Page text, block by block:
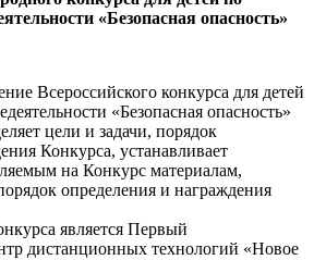
«Безопасная опасность»
Всероссийского конкурса для детей
«Безопасная опасность»
цели и задачи, порядок
Конкурса, устанавливает
на Конкурс материалам,
определения и награждения
является Первый
дистанционных технологий «Новое